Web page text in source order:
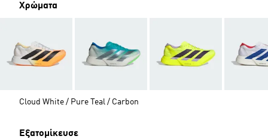
Χρώματα
Cloud White / Pure Teal / Carbon
Εξατομίκευσε